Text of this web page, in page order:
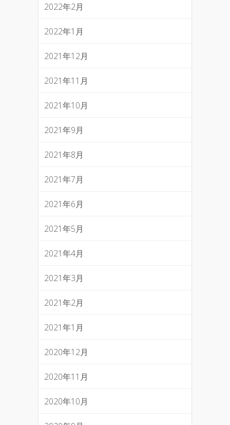
2022年2月
2022年1月
2021年12月
2021年11月
2021年10月
2021年9月
2021年8月
2021年7月
2021年6月
2021年5月
2021年4月
2021年3月
2021年2月
2021年1月
2020年12月
2020年11月
2020年10月